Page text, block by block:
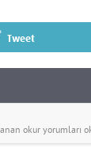
Tweet
okur yorumları